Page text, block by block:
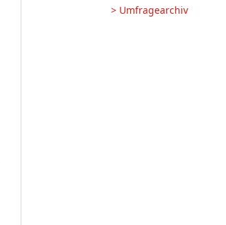
> Umfragearchiv